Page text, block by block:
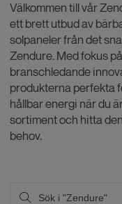
Välkommen till vår
ett brett utbud av
solpaneler från det
Zendure. Med fokus
branschledande
produkterna perfekta
hållbar energi när du
sortiment och hitta
behov.